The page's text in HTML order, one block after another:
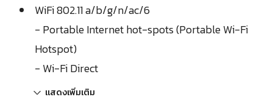
WiFi 802.11 a/b/g/n/ac/6
- Portable Internet hot-spots (Portable Wi-Fi
Hotspot)
- Wi-Fi Direct
แสดงเพิ่มเติม